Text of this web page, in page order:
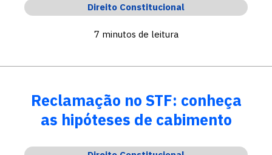
Direito Constitucional
7 minutos de leitura
Reclamação no STF: conheça
as hipóteses de cabimento